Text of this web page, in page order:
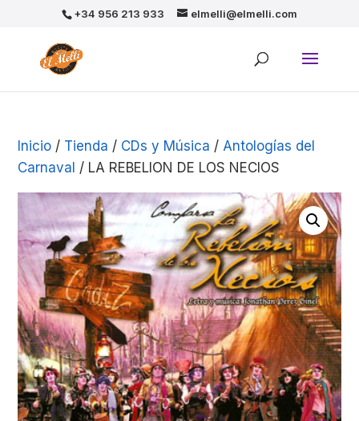
+34 956 213 933 elmelli@elmelli.com
Inicio / Tienda / CDs y Música / Antologías del
Carnaval / LA REBELION DE LOS NECIOS